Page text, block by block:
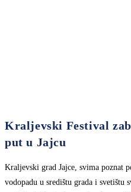
Kraljevski Festival
put u Jajcu
Kraljevski grad Jajce, svima poznat
vodopadu u središtu grada i svetištu